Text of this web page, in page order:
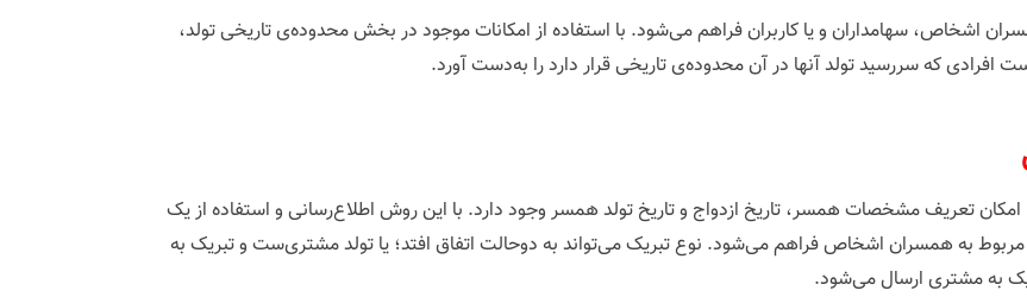
اشخاص، سهامداران و یا کاربران فراهم می‌شود. با استفاده از امکانات موجود در بخش محدوده‌ی تاریخی تولد،
که سررسید تولد آنها در آن محدوده‌ی تاریخی قرار دارد را به‌دست آورد.
تعریف مشخصات همسر، تاریخ ازدواج و تاریخ تولد همسر وجود دارد. با این روش اطلاع‌رسانی و استفاده از یک
به همسران اشخاص فراهم می‌شود. نوع تبریک می‌تواند به دوحالت اتفاق افتد؛ یا تولد مشتری‌ست و تبریک به
به مشتری ارسال می‌شود.